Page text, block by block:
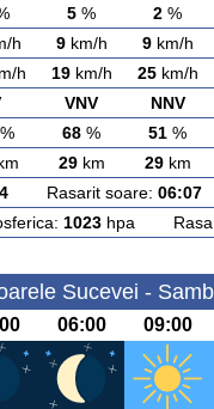
5 % 2 %
h 9km/h 9km/h
h 19km/h 25km/h
VNV NNV
% 68 % 51 %
29km 29km
Rasarit soare: 06:07
1023hpa
Sucevei -
06:00 09:00